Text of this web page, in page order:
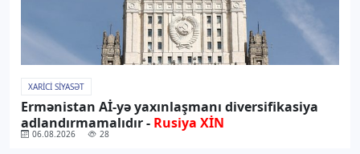
XARICI SIYASƏT
Ermənistan Aİ-yə yaxınlaşmanı diversifikasiya
adlandırmamalıdır - Rusiya XİN
06.08.2026 28